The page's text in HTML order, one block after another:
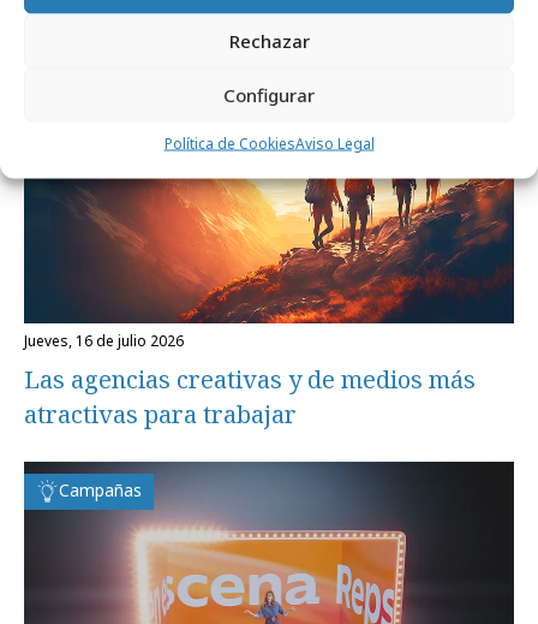
Rechazar
Configurar
Política de CookiesAviso Legal
jueves, 16 de julio 2026
Las agencias creativas y de medios más
atractivas para trabajar
Campañas